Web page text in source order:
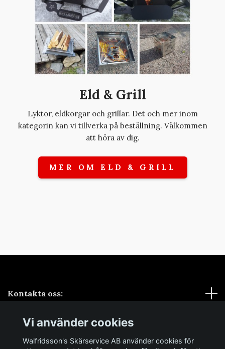
Eld & Grill
Lyktor, eldkorgar och grillar. Det och mer inom
kategorin kan vi tillverka på beställning. Välkommen
att höra av dig.
MER OM ELD & GRILL
Kontakta oss:
Sociala medier
Vi använder cookies
Walfridsson's Skärservice AB använder cookies för